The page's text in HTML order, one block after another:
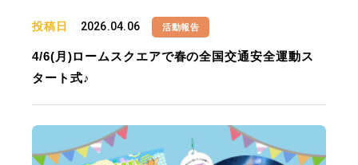
投稿日 2026.04.06 活動報告
4/6(月)ロームスクエアで春の全国交通安全運動ス
タート式♪